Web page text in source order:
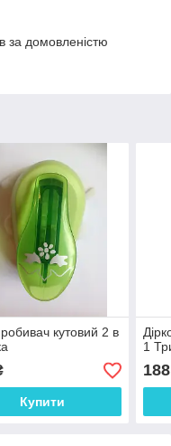
за домовленістю
кутовий 2 в
Купити
1
188